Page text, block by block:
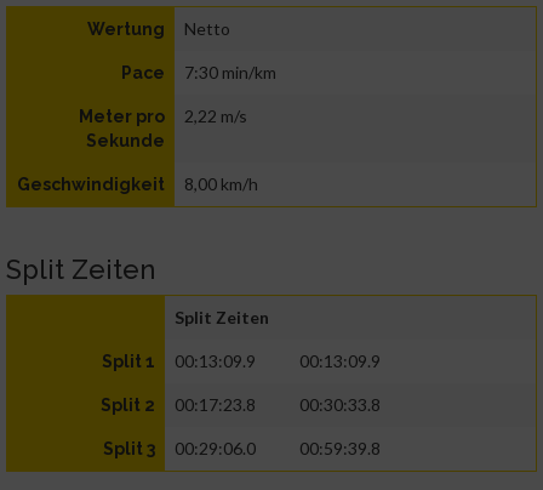
Wertung Netto
Pace 7:30 min/km
Meter pro
Sekunde
2,22 m/s
Geschwindigkeit 8,00 km/h
Split Zeiten
Split Zeiten
Split 1 00:13:09.9 00:13:09.9
Split 2 00:17:23.8 00:30:33.8
Split 3 00:29:06.0 00:59:39.8